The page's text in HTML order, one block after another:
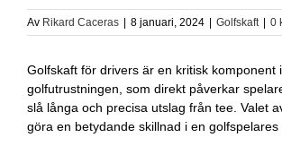
Av Rikard Caceras 8 januari, 2024 Golfskaft 0
Golfskaft för drivers är en kritisk komponent i
golfutrustningen, som direkt påverkar
slå långa och precisa utslag från tee. Valet
göra en betydande skillnad i en golfspelares